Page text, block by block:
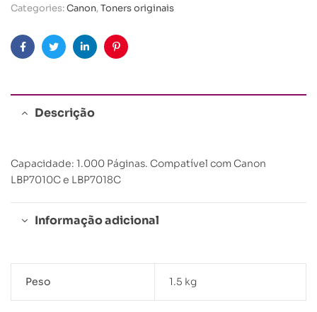
Categories:Canon,Toners originais
FacebookTwitterLinkedinPinterest
Descrição
Capacidade: 1.000 Páginas. Compatível com Canon
LBP7010C e LBP7018C
Informação adicional
Peso 1.5 kg